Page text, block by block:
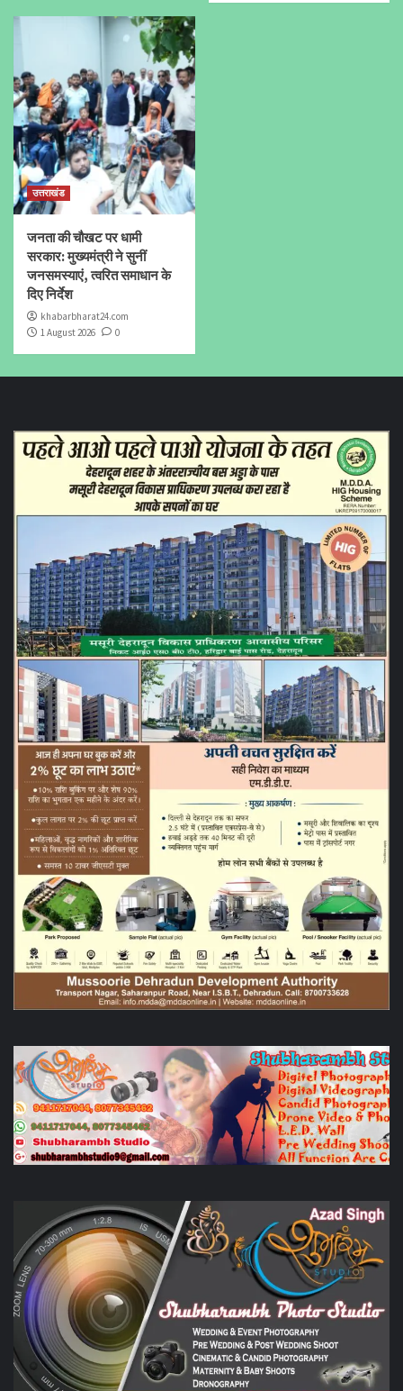
उत्तराखंड
जनता की चौखट पर धामी
सरकार: मुख्यमंत्री ने सुनीं
जनसमस्याएं, त्वरित समाधान के
दिए निर्देश
khabarbharat24.com
1 August 2026
0